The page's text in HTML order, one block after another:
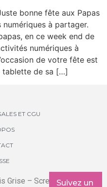
Suivez un
bonne fête aux Papas
numériques à partager.
en ce week end de
numériques à
de votre fête est
tablette de sa […]
ET CGU
Grise – Screenkids